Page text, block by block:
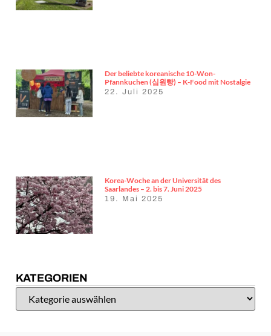
Der beliebte koreanische 10-Won-
Pfannkuchen (십원빵) – K-Food mit Nostalgie
22. Juli 2025
Korea-Woche an der Universität des
Saarlandes – 2. bis 7. Juni 2025
19. Mai 2025
KATEGORIEN